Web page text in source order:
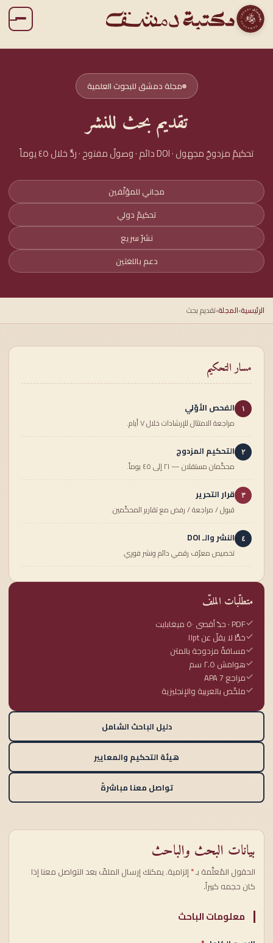
مجلة دمشق للبحوث العلمية
تقديم بحث للنشر
تحكيمٌ مزدوجٌ مجهول · DOI دائم · وصولٌ مفتوح · ردٌّ خلال ٤٥ يوماً
مجاني للمؤلّفين
تحكيمٌ دولي
نشرٌ سريع
دعم باللغتين
الرئيسية›المجلة›تقديم بحث
بيانات البحث والباحث
الحقول المُعلَّمة بـ*إلزامية. يمكنك إرسال الملفّ بعد التواصل معنا إذا
كان حجمه كبيراً.
معلومات الباحث
مسار التحكيم
١ الفحص الأوّلي
مراجعة الامتثال للإرشادات خلال ٧ أيام.
٢ التحكيم المزدوج
محكّمان مستقلان — ٢١ إلى ٤٥ يوماً.
٣ قرار التحرير
قبول / مراجعة / رفض مع تقارير المحكّمين.
٤ النشر والـ DOI
تخصيص معرّف رقمي دائم ونشر فوري.
متطلّبات الملفّ
PDF · حدّ أقصى ٥٠ ميغابايت
خطٌّ لا يقلّ عن ١١pt
مسافةٌ مزدوجة بالمتن
هوامش ٢.٥ سم
مراجع APA 7
ملخّص بالعربية والإنجليزية
دليل الباحث الشامل
هيئة التحكيم والمعايير
تواصل معنا مباشرةً